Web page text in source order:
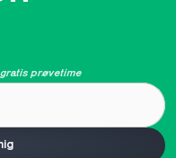
gratis prøvetime